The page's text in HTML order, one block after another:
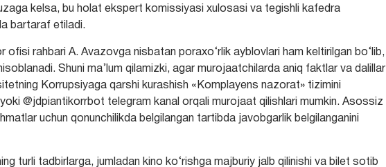
kelsa, bu holat ekspert komissiyasi xulosasi va tegishli kafedra
bartaraf etiladi.
ofisi rahbari A. Avazovga nisbatan poraxo‘rlik ayblovlari ham keltirilgan bo‘lib,
Shuni ma’lum qilamizki, agar murojaatchilarda aniq faktlar va dalillar
Korrupsiyaga qarshi kurashish «Komplayens nazorat» tizimini
@jdpiantikorrbot telegram kanal orqali murojaat qilishlari mumkin. Asossiz
uchun qonunchilikda belgilangan tartibda javobgarlik belgilanganini
turli tadbirlarga, jumladan kino ko‘rishga majburiy jalb qilinishi va bilet sotib